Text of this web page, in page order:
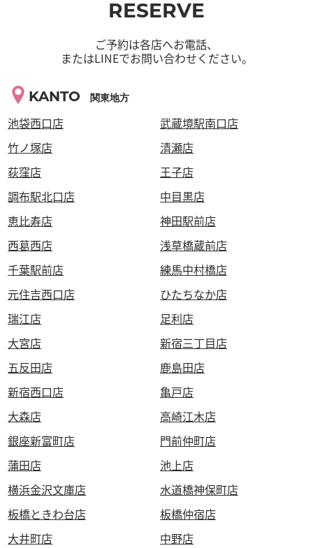
RESERVE
ご予約は各店へお電話、
またはLINEでお問い合わせください。
KANTO 関東地方
池袋西口店
武蔵境駅南口店
竹ノ塚店
清瀬店
荻窪店
王子店
調布駅北口店
中目黒店
恵比寿店
神田駅前店
西葛西店
浅草橋蔵前店
千葉駅前店
練馬中村橋店
元住吉西口店
ひたちなか店
瑞江店
足利店
大宮店
新宿三丁目店
五反田店
鹿島田店
新宿西口店
亀戸店
大森店
高崎江木店
銀座新富町店
門前仲町店
蒲田店
池上店
横浜金沢文庫店
水道橋神保町店
板橋ときわ台店
板橋仲宿店
大井町店
中野店